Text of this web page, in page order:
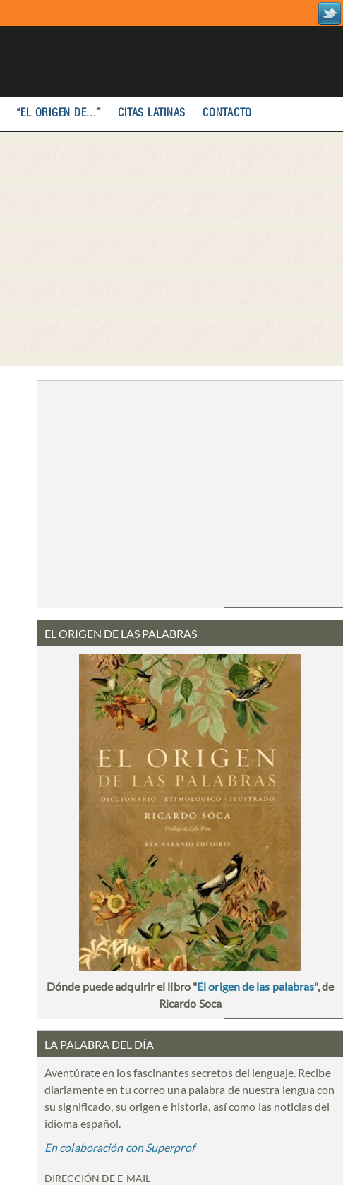
“EL ORIGEN DE...” CITAS LATINAS CONTACTO
EL ORIGEN DE LAS PALABRAS
Dónde puede adquirir el libro "El origen de las palabras", de
Ricardo Soca
LA PALABRA DEL DÍA
Aventúrate en los fascinantes secretos del lenguaje. Recibe
diariamente en tu correo una palabra de nuestra lengua con
su significado, su origen e historia, así como las noticias del
idioma español.
En colaboración con Superprof
DIRECCIÓN DE E-MAIL